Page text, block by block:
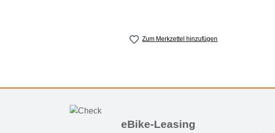
Zum Merkzettel hinzufügen
eBike-Leasing